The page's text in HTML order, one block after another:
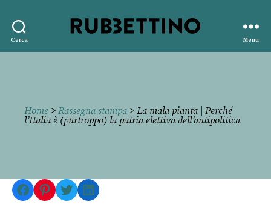
Cerca
editore
Menu
Home > Rassegna stampa> La mala pianta | Perché
l’Italia è (purtroppo) la patria elettiva dell’antipolitica
Facebook
Pinterest
TwitterLinkedIn